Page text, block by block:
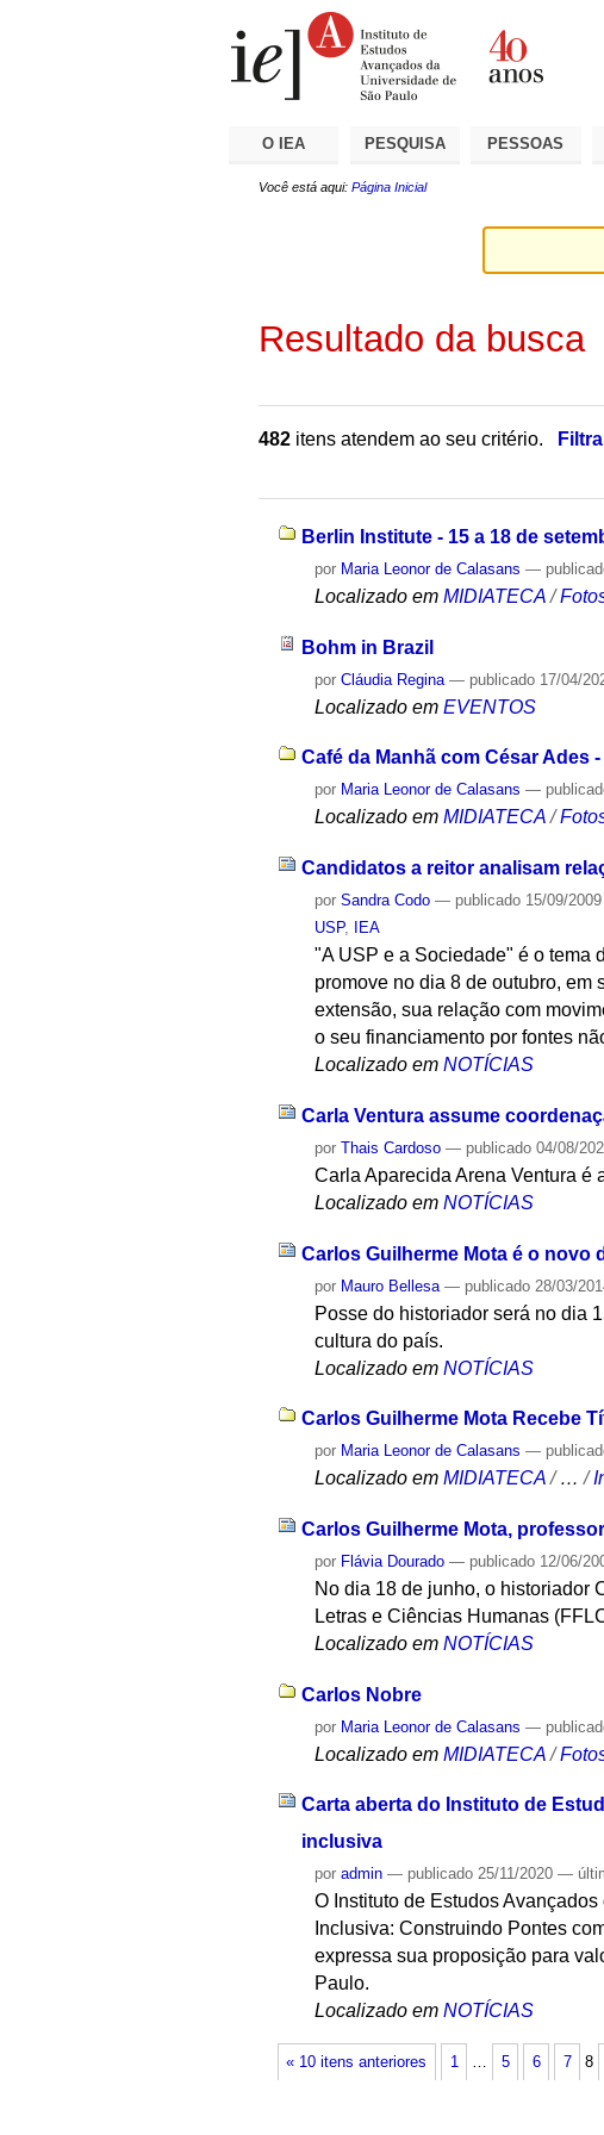
O IEA PESQUISA PESSOAS
Você está aqui: Página Inicial
Resultado da busca
482 itens atendem ao seu critério.
Berlin Institute - 15 a 18 de
por Maria Leonor de Calasans —
Localizado em MIDIATECA /
Bohm in Brazil
porCláudia Regina — publicado 17/04/
Localizado em EVENTOS
Café da Manhã com César Ades
por Maria Leonor de Calasans —
Localizado em MIDIATECA /
Candidatos a reitor analisam
porSandra Codo — publicado 15/09/
USP, IEA
"A USP e a Sociedade" é o tema
promove no dia 8 de outubro, em
extensão, sua relação com
o seu financiamento por fontes
Localizado em NOTÍCIAS
Carla Ventura assume
porThais Cardoso — publicado 04/08/
Carla Aparecida Arena Ventura é
Localizado em NOTÍCIAS
Carlos Guilherme Mota é o novo
por Mauro Bellesa — publicado 28/03/
Posse do historiador será no dia
cultura do país.
Localizado em NOTÍCIAS
Carlos Guilherme Mota Recebe
por Maria Leonor de Calasans —
Localizado em MIDIATECA /…/
Carlos Guilherme Mota,
por Flávia Dourado — publicado 12/06/
No dia 18 de junho, o historiador
Letras e Ciências Humanas
Localizado em NOTÍCIAS
Carlos Nobre
por Maria Leonor de Calasans —
Localizado em MIDIATECA /
Carta aberta do Instituto de
inclusiva
poradmin — publicado 25/11/2020—
O Instituto de Estudos
Inclusiva: Construindo Pontes
expressa sua proposição para
Paulo.
Localizado em NOTÍCIAS
« 10 itens anteriores 1 5 6 7 8